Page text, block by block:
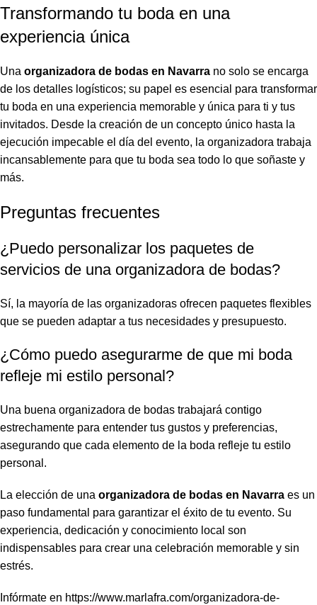
Transformando tu boda en una
experiencia única
Una organizadora de bodas en Navarra no solo se encarga
de los detalles logísticos; su papel es esencial para transformar
tu boda en una experiencia memorable y única para ti y tus
invitados. Desde la creación de un concepto único hasta la
ejecución impecable el día del evento, la organizadora trabaja
incansablemente para que tu boda sea todo lo que soñaste y
más.
Preguntas frecuentes
¿Puedo personalizar los paquetes de
servicios de una organizadora de bodas?
Sí, la mayoría de las organizadoras ofrecen paquetes flexibles
que se pueden adaptar a tus necesidades y presupuesto.
¿Cómo puedo asegurarme de que mi boda
refleje mi estilo personal?
Una buena organizadora de bodas trabajará contigo
estrechamente para entender tus gustos y preferencias,
asegurando que cada elemento de la boda refleje tu estilo
personal.
La elección de una organizadora de bodas en Navarra es un
paso fundamental para garantizar el éxito de tu evento. Su
experiencia, dedicación y conocimiento local son
indispensables para crear una celebración memorable y sin
estrés.
Infórmate en https://www.marlafra.com/organizadora-de-